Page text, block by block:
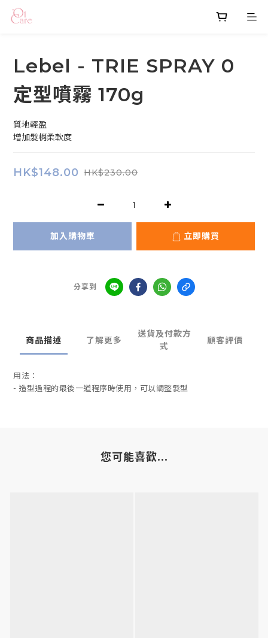
Lebel - TRIE SPRAY 0
定型噴霧 170g
質地輕盈
增加髮梢柔軟度
HK$148.00 HK$230.00
加入購物車 立即購買
分享到
商品描述 了解更多
送貨及付款方
式
顧客評價
用法：
- 造型過程的最後一道程序時使用，可以調整髮型
您可能喜歡...